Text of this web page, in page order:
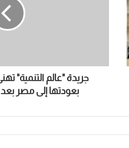
جريدة "عالم التنمية"
بعودتها إلى مصر